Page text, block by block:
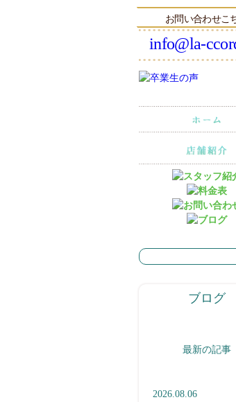
お問い合わせこ
info@la-
ブログ
最新の記事
2026.08.06